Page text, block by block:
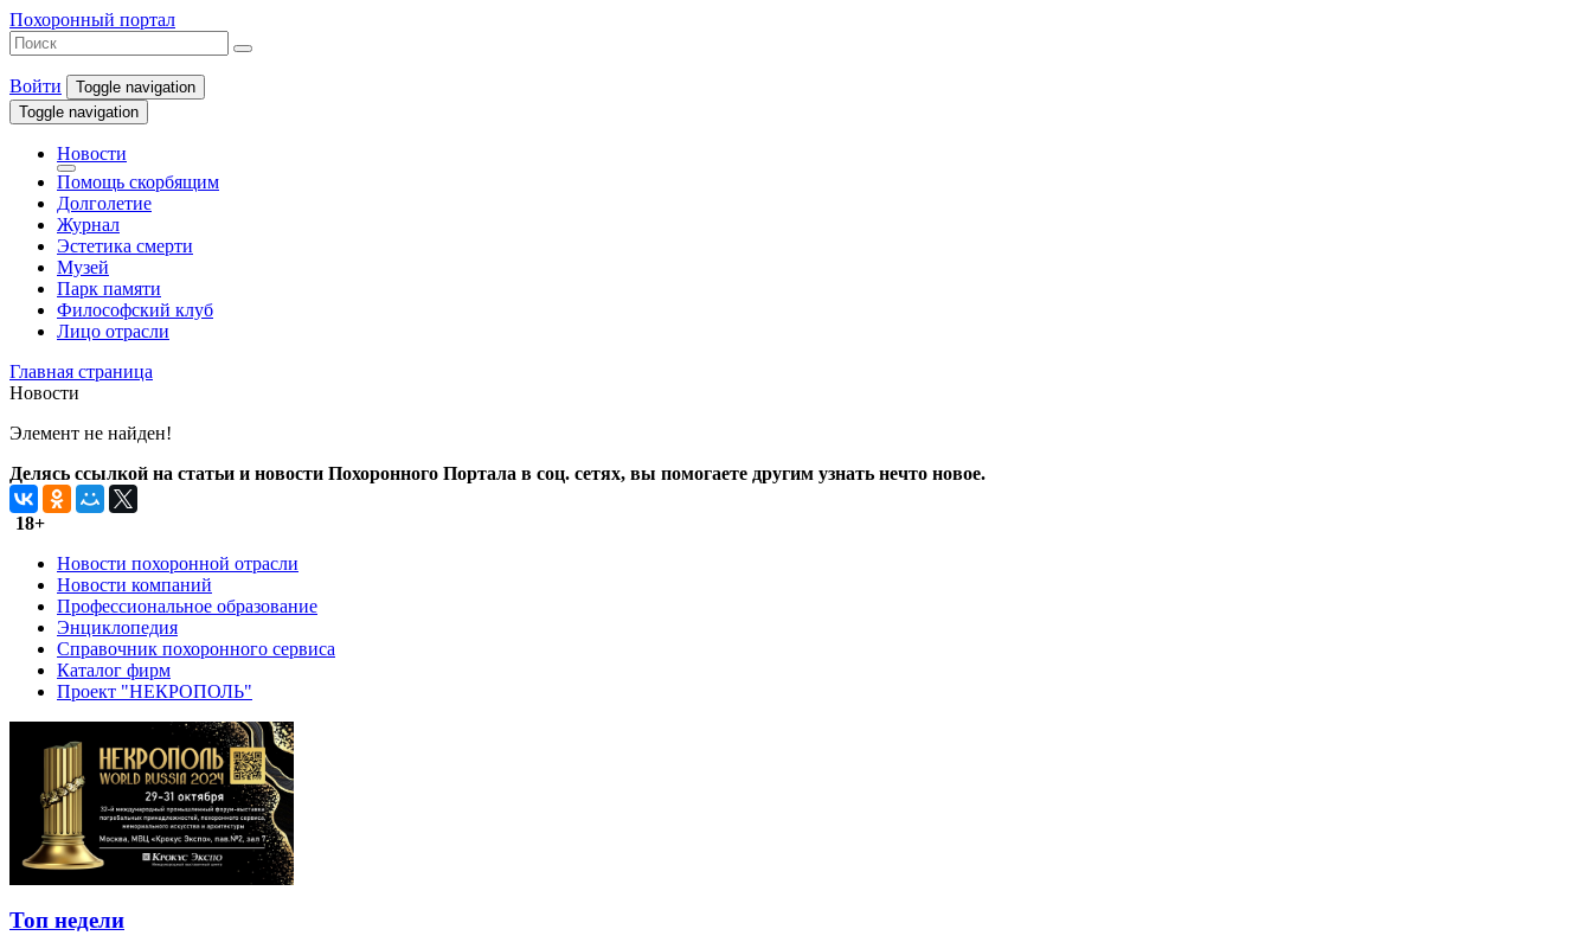
Похоронный портал
Войти
Toggle navigation
Toggle navigation
Новости
Помощь скорбящим
Долголетие
Журнал
Эстетика смерти
Музей
Парк памяти
Философский клуб
Лицо отрасли
Главная страница
Новости
Элемент не найден!
Делясь ссылкой на статьи и новости Похоронного Портала в соц. сетях, вы помогаете другим узнать нечто новое.
18+
Новости похоронной отрасли
Новости компаний
Профессиональное образование
Энциклопедия
Справочник похоронного сервиса
Каталог фирм
Проект "НЕКРОПОЛЬ"
Топ недели